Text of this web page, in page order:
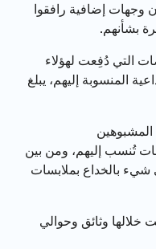
إضافية رافقوا
بشأنهم.
التي دُفِعت لهؤلاء
المنسوبة إليهم، يبلغ
تُنسب إليهم، ومن بين
بالخداع بملابسات
وثائق وحوالي